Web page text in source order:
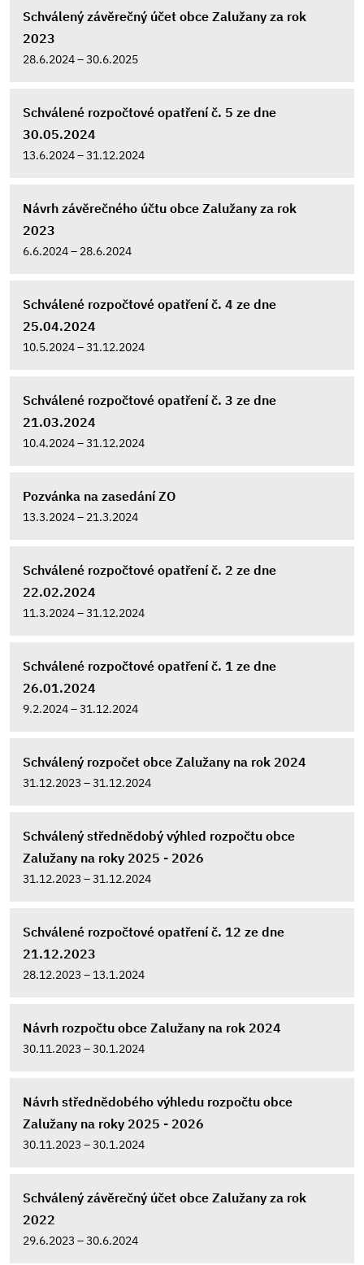
Schválený závěrečný účet obce Zalužany za rok
2023
28.6.2024 – 30.6.2025
Schválené rozpočtové opatření č. 5 ze dne
30.05.2024
13.6.2024 – 31.12.2024
Návrh závěrečného účtu obce Zalužany za rok
2023
6.6.2024 – 28.6.2024
Schválené rozpočtové opatření č. 4 ze dne
25.04.2024
10.5.2024 – 31.12.2024
Schválené rozpočtové opatření č. 3 ze dne
21.03.2024
10.4.2024 – 31.12.2024
Pozvánka na zasedání ZO
13.3.2024 – 21.3.2024
Schválené rozpočtové opatření č. 2 ze dne
22.02.2024
11.3.2024 – 31.12.2024
Schválené rozpočtové opatření č. 1 ze dne
26.01.2024
9.2.2024 – 31.12.2024
Schválený rozpočet obce Zalužany na rok 2024
31.12.2023 – 31.12.2024
Schválený střednědobý výhled rozpočtu obce
Zalužany na roky 2025 - 2026
31.12.2023 – 31.12.2024
Schválené rozpočtové opatření č. 12 ze dne
21.12.2023
28.12.2023 – 13.1.2024
Návrh rozpočtu obce Zalužany na rok 2024
30.11.2023 – 30.1.2024
Návrh střednědobého výhledu rozpočtu obce
Zalužany na roky 2025 - 2026
30.11.2023 – 30.1.2024
Schválený závěrečný účet obce Zalužany za rok
2022
29.6.2023 – 30.6.2024